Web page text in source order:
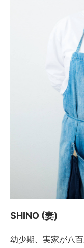
SHINO (妻)
幼少期、実家が八